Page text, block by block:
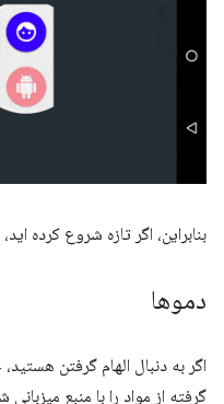
بنابراین، اگر تازه شروع کرده
دموها
اگر به دنبال الهام گرفتن هستید،
گرفته از مواد را با منبع میزبانی